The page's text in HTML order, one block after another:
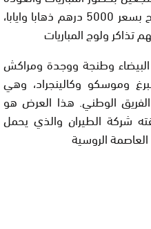
بعد نهايتها، التذكرة مدعمة لتصبح بسعر 5000 درهم ذهابا وايابا،
ولوج المباريات
البيضاء وطنجة ووجدة ومراكش
وموسكو وكالينجراد، وهي
الفريق الوطني. هذا العرض هو
شركة الطيران والذي يحمل